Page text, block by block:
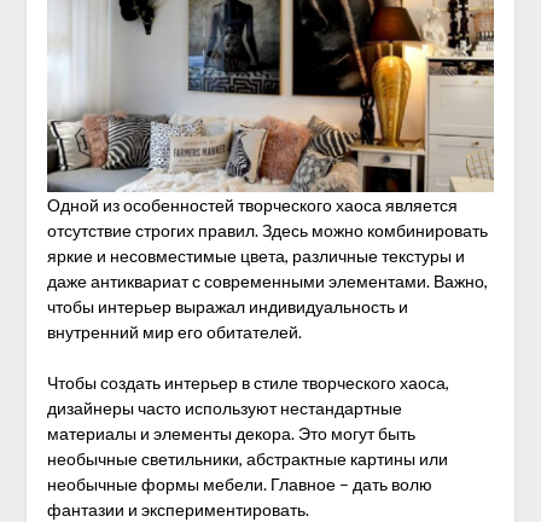
Одной из особенностей творческого хаоса является
отсутствие строгих правил. Здесь можно комбинировать
яркие и несовместимые цвета, различные текстуры и
даже антиквариат с современными элементами. Важно,
чтобы интерьер выражал индивидуальность и
внутренний мир его обитателей.
Чтобы создать интерьер в стиле творческого хаоса,
дизайнеры часто используют нестандартные
материалы и элементы декора. Это могут быть
необычные светильники, абстрактные картины или
необычные формы мебели. Главное – дать волю
фантазии и экспериментировать.